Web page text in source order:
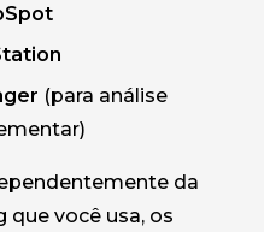
(para análise
da
você usa, os